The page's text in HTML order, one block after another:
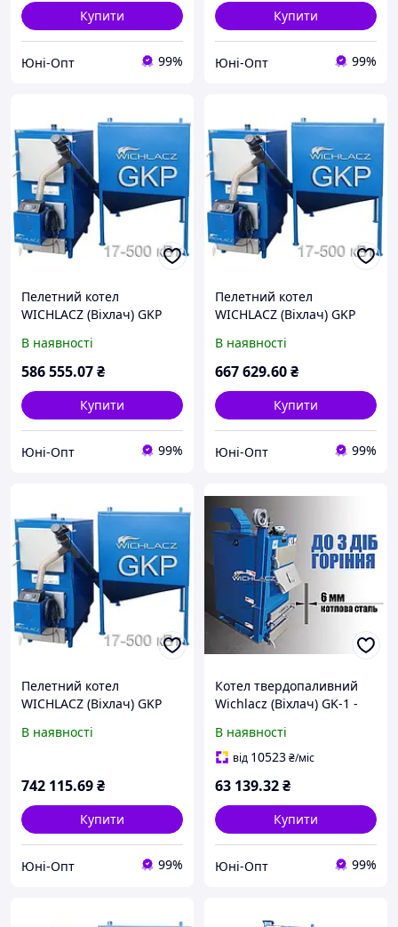
Купити
Юні-Опт 99%
Купити
Юні-Опт 99%
Пелетний котел
WICHLACZ (Віхлач) GKP
пальник
В наявності
586 555.07₴
Купити
Юні-Опт 99%
Пелетний котел
WICHLACZ (Віхлач) GKP
пальник
В наявності
667 629.60₴
Купити
Юні-Опт 99%
Пелетний котел
WICHLACZ (Віхлач) GKP
пальник
В наявності
742 115.69₴
Купити
Юні-Опт 99%
Котел твердопаливний
Wichlacz (Віхлач) GK-1 -
утилізатор тривалого
горіння
В наявності
від 10523₴/міс
63 139.32₴
Купити
Юні-Опт 99%